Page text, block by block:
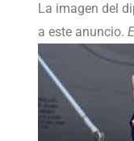
La imagen del
a este anuncio.